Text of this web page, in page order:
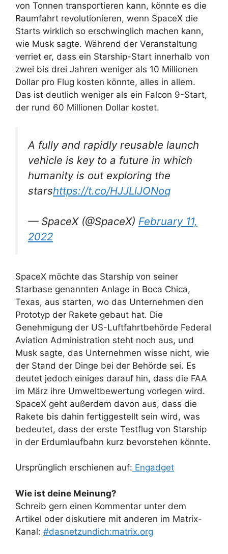
von Tonnen transportieren kann, könnte es die
Raumfahrt revolutionieren, wenn SpaceX die
Starts wirklich so erschwinglich machen kann,
wie Musk sagte. Während der Veranstaltung
verriet er, dass ein Starship-Start innerhalb von
zwei bis drei Jahren weniger als 10 Millionen
Dollar pro Flug kosten könnte, alles in allem.
Das ist deutlich weniger als ein Falcon 9-Start,
der rund 60 Millionen Dollar kostet.
A fully and rapidly reusable launch
vehicle is key to a future in which
humanity is out exploring the
starshttps://t.co/HJJLlJONoq
— SpaceX (@SpaceX) February 11,
2022
SpaceX möchte das Starship von seiner
Starbase genannten Anlage in Boca Chica,
Texas, aus starten, wo das Unternehmen den
Prototyp der Rakete gebaut hat. Die
Genehmigung der US-Luftfahrtbehörde Federal
Aviation Administration steht noch aus, und
Musk sagte, das Unternehmen wisse nicht, wie
der Stand der Dinge bei der Behörde sei. Es
deutet jedoch einiges darauf hin, dass die FAA
im März ihre Umweltbewertung vorlegen wird.
SpaceX geht außerdem davon aus, dass die
Rakete bis dahin fertiggestellt sein wird, was
bedeutet, dass der erste Testflug von Starship
in der Erdumlaufbahn kurz bevorstehen könnte.
Ursprünglich erschienen auf: Engadget
Wie ist deine Meinung?
Schreib gern einen Kommentar unter dem
Artikel oder diskutiere mit anderen im Matrix-
Kanal: #dasnetzundich:matrix.org